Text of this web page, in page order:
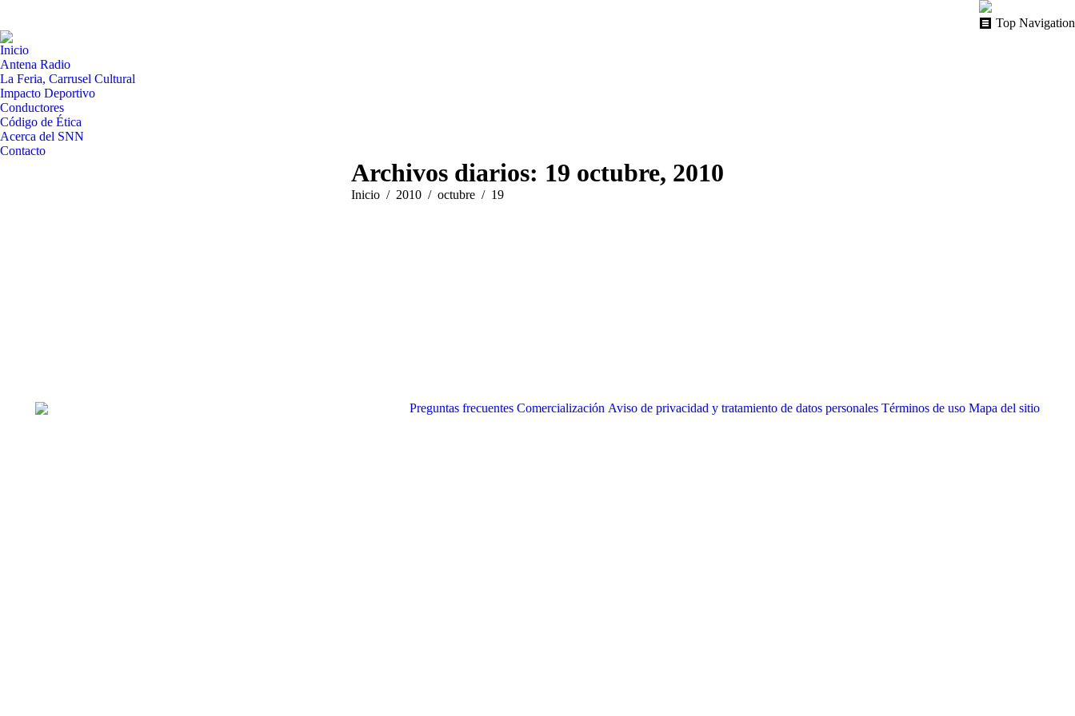
Top Navigation
Inicio
Antena Radio
La Feria, Carrusel Cultural
Impacto Deportivo
Conductores
Código de Ética
Acerca del SNN
Contacto
Archivos diarios: 19 octubre, 2010
Estás aquí:
Inicio 2010 octubre 19
Preguntas frecuentes Comercialización Aviso de privacidad y tratamiento de datos personales Términos de uso Mapa del sitio